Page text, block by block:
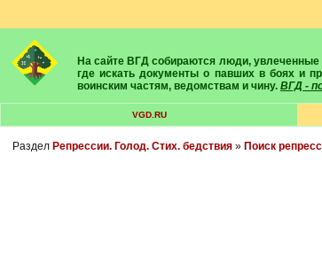
На сайте ВГД собираются люди, увлеченные генеалогией, историей, геральдикой и т.д. Здесь вы найдете собеседников, экспертов, умелых помощников в поисках предков и родственников. Вам подскажут
где искать документы о павших в боях и
воинским частям, ведомствам и чину. ВГД -
VGD.RU
Раздел Репрессии. Голод. Стих. бедствия» Поиск